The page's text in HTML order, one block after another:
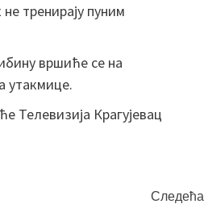
не тренирају пуним
вршиће се на
утакмице.
Телевизија Крагујевац
Следећа